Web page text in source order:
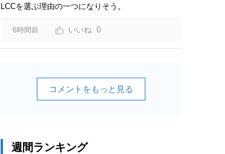
LCCを選ぶ理由の一つになりそう。
6時間前 0
コメントをもっと見る
週間ランキング